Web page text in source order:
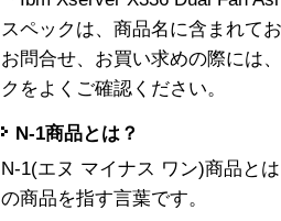
スペックは、商品名に含まれて
お問合せ、お買い求めの際には
クをよくご確認ください。
N-1商品とは？
N-1(エヌ マイナス ワン)商品と
の商品を指す言葉です。